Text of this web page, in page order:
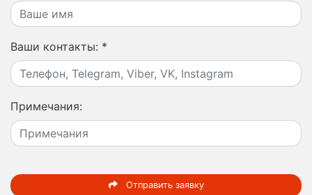
Ваши контакты: *
Примечания:
Отправить заявку